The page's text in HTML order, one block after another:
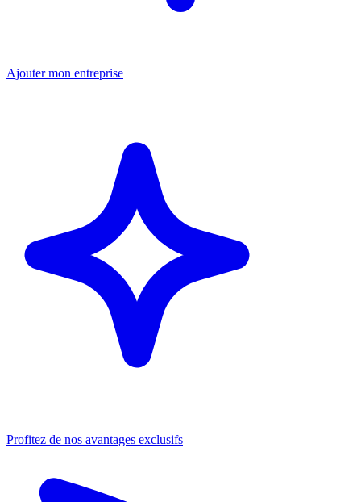
Ajouter mon entreprise
Profitez de nos avantages exclusifs